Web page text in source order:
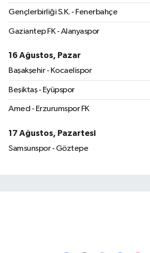
Gençlerbirliği S.K. - Fenerbahçe
Gaziantep FK - Alanyaspor
16 Ağustos, Pazar
Başakşehir - Kocaelispor
Beşiktaş - Eyüpspor
Amed - Erzurumspor FK
17 Ağustos, Pazartesi
Samsunspor - Göztepe